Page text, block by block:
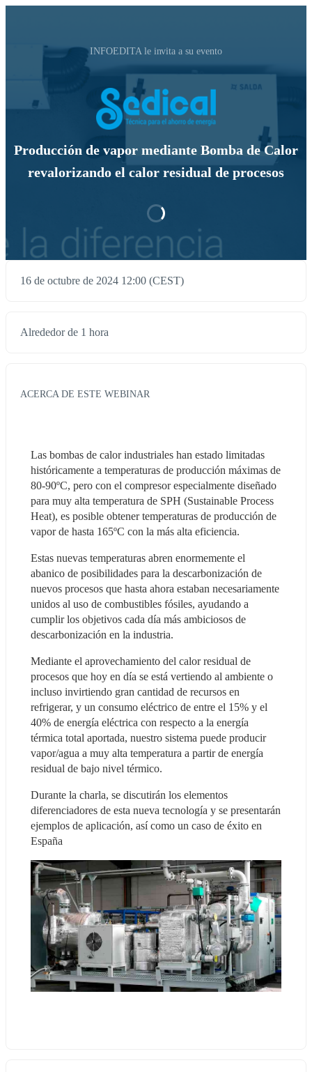
INFOEDITA le invita a su evento
Producción de vapor mediante Bomba de Calor
revalorizando el calor residual de procesos
16 de octubre de 2024 12:00 (CEST)
Alrededor de 1 hora
ACERCA DE ESTE WEBINAR
Las bombas de calor industriales han estado limitadas
históricamente a temperaturas de producción máximas de
80-90ºC, pero con el compresor especialmente diseñado
para muy alta temperatura de SPH (Sustainable Process
Heat), es posible obtener temperaturas de producción de
vapor de hasta 165ºC con la más alta eficiencia.
Estas nuevas temperaturas abren enormemente el
abanico de posibilidades para la descarbonización de
nuevos procesos que hasta ahora estaban necesariamente
unidos al uso de combustibles fósiles, ayudando a
cumplir los objetivos cada día más ambiciosos de
descarbonización en la industria.
Mediante el aprovechamiento del calor residual de
procesos que hoy en día se está vertiendo al ambiente o
incluso invirtiendo gran cantidad de recursos en
refrigerar, y un consumo eléctrico de entre el 15% y el
40% de energía eléctrica con respecto a la energía
térmica total aportada, nuestro sistema puede producir
vapor/agua a muy alta temperatura a partir de energía
residual de bajo nivel térmico.
Durante la charla, se discutirán los elementos
diferenciadores de esta nueva tecnología y se presentarán
ejemplos de aplicación, así como un caso de éxito en
España